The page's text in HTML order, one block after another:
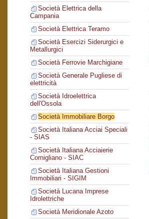
Società Elettrica della
Campania
Società Elettrica Teramo
Società Esercizi Siderurgici e
Metallurgici
Società Ferrovie Marchigiane
Società Generale Pugliese di
elettricità
Società Idroelettrica
dell'Ossola
Società Immobiliare Borgo
Società Italiana Acciai Speciali
- SIAS
Società Italiana Acciaierie
Cornigliano - SIAC
Società Italiana Gestioni
Immobiliari - SIGIM
Società Lucana Imprese
Idrolettriche
Società Meridionale Azoto